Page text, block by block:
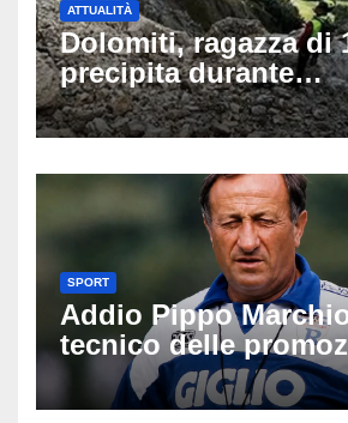
ATTUALITÀ
Dolomiti, ragazza di
precipita durante
un’escursione:
Latemar davanti alla
SPORT
Addio Pippo
tecnico delle
scritto pagine
del nostro calcio»